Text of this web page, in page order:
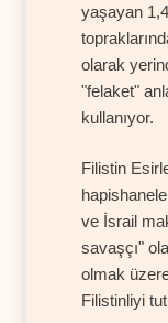
yaşayan
olarak
"felaket"
kullanıyor.
Filistin
ve İsrail
savaşçı"
olmak
Filistinliyi